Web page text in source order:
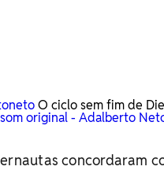
O ciclo sem fim de
original - Adalberto
concordaram